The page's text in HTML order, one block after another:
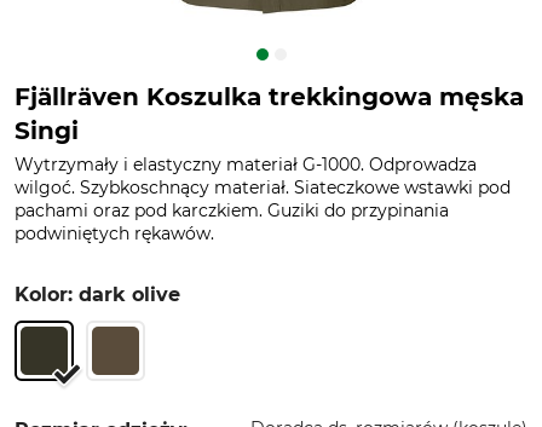
Fjällräven Koszulka trekkingowa męska
Singi
Wytrzymały i elastyczny materiał G-1000. Odprowadza
wilgoć. Szybkoschnący materiał. Siateczkowe wstawki pod
pachami oraz pod karczkiem. Guziki do przypinania
podwiniętych rękawów.
Kolor: dark olive